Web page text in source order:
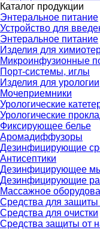
Каталог продукции
Энтеральное питание
Устройство для
Энтеральное питание
Изделия для
Микроинфузионные
Порт-системы, иглы
Изделия для урологии
Мочеприемники
Урологические
Урологические
Фиксирующее белье
Аромадиффузоры
Дезинфицирующие
Антисептики
Дезинфицирующее
Дезинфицирующие
Массажное
Средства для защиты
Средства для очистки
Средства защиты от